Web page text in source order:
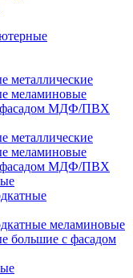
металлические
меламиновые
фасадом МДФ/ПВХ
металлические
меламиновые
фасадом МДФ/ПВХ
меламиновые
большие с фасадом